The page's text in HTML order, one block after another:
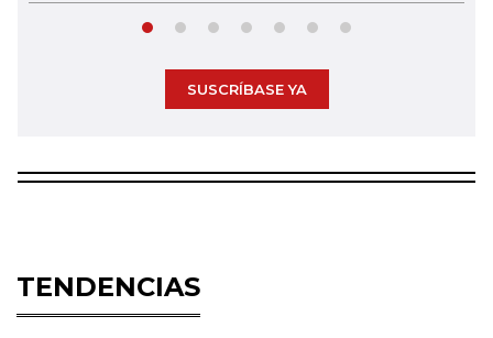
SUSCRÍBASE YA
TENDENCIAS